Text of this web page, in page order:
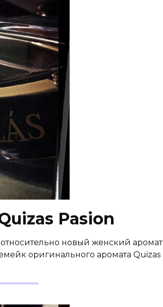
Pasion
относительно новый женский аромат
оригинального аромата Quizas